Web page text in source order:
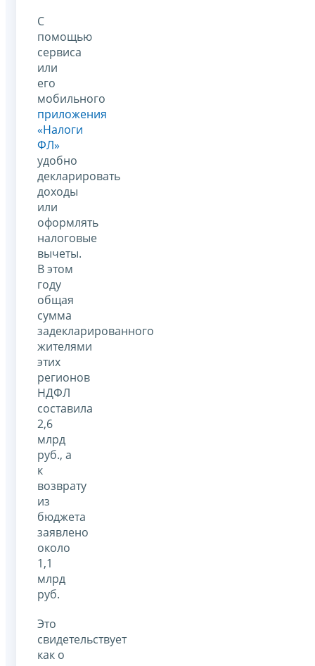
С
помощью
сервиса
или
его
мобильного
приложения
«Налоги
ФЛ»
удобно
декларировать
доходы
или
оформлять
налоговые
вычеты.
В этом
году
общая
сумма
задекларированного
жителями
этих
регионов
НДФЛ
составила
2,6
млрд
руб., а
к
возврату
из
бюджета
заявлено
около
1,1
млрд
руб.
Это
свидетельствует
как о